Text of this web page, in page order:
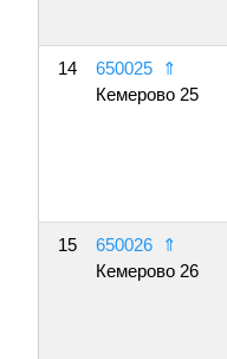
14 650025
⇑
Кемерово 25
15 650026
⇑
Кемерово 26